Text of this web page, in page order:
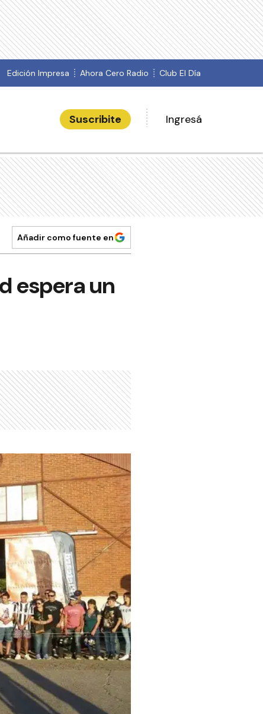
Edición Impresa Ahora Cero Radio Club El Día
Suscribite Ingresá
Añadir como fuente en
espera un